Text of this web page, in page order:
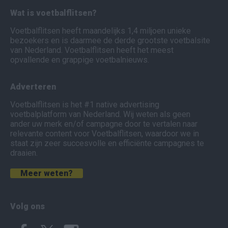
Wat is voetbalflitsen?
Voetbalflitsen heeft maandelijks 1,4 miljoen unieke
bezoekers en is daarmee de derde grootste voetbalsite
van Nederland. Voetbalflitsen heeft het meest
opvallende en grappige voetbalnieuws.
Adverteren
Voetbalflitsen is het #1 native advertising
voetbalplatform van Nederland. Wij weten als geen
ander uw merk en/of campagne door te vertalen naar
relevante content voor Voetbalflitsen, waardoor we in
staat zijn zeer succesvolle en efficiënte campagnes te
draaien.
Meer weten?
Volg ons